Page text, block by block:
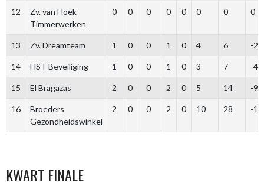
12
Zv. van Hoek
Timmerwerken
0 0 0 0 0 0 0 0
13 Zv. Dreamteam 1 0 0 1 0 4 6 -2
14 HST Beveiliging 1 0 0 1 0 3 7 -4
15 El Bragazas 2 0 0 2 0 5 14 -9
16
Broeders
Gezondheidswinkel
2 0 0 2 0 10 28 -18
KWART FINALE